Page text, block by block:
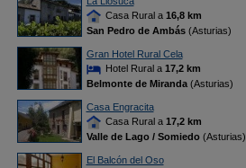
Casa Rural a 16,8 km
San Pedro de Ambás(Asturias)
Gran Hotel Rural Cela
Hotel Rural a 17,2 km
Belmonte de Miranda(Asturias)
Casa Engracita
Casa Rural a 17,2 km
Valle de Lago / Somiedo(Asturias)
El Balcón del Oso